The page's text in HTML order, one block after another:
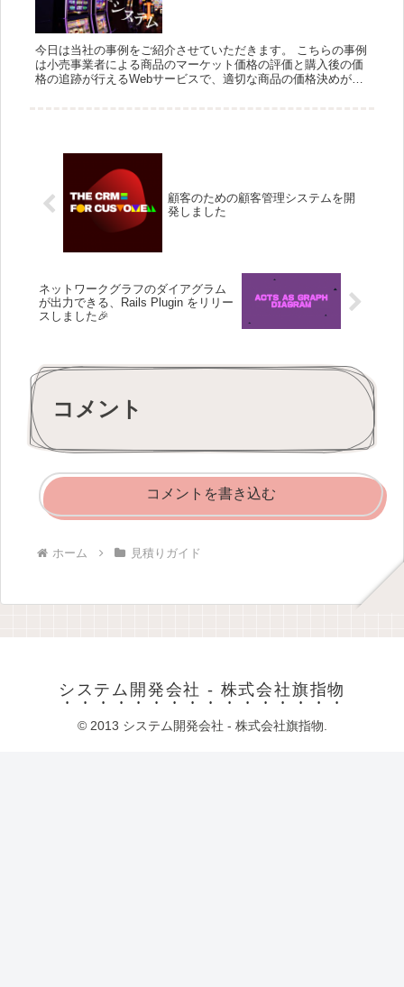
今日は当社の事例をご紹介させていただきます。 こちらの事例
は小売事業者による商品のマーケット価格の評価と購入後の価
格の追跡が行えるWebサービスで、適切な商品の価格決めが行
顧客のための顧客管理システムを開
発しました
ネットワークグラフのダイアグラム
が出力できる、Rails Plugin をリリー
スしました🎉
コメント
コメントを書き込む
ホーム 見積りガイド
システム開発会社 - 株式会社旗指物
© 2013 システム開発会社 - 株式会社旗指物.